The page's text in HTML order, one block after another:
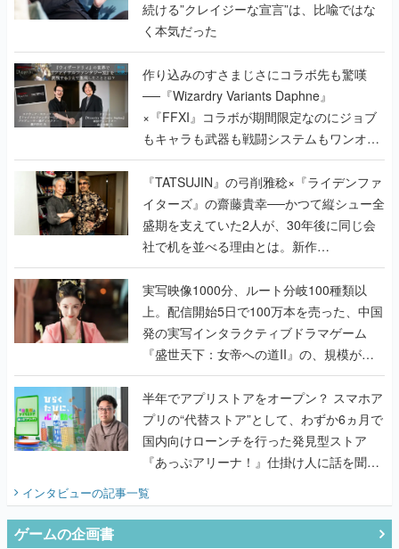
続ける”クレイジーな宣言”は、比喩ではな
く本気だった
作り込みのすさまじさにコラボ先も驚嘆
──『Wizardry Variants Daphne』
×『FFXI』コラボが期間限定なのにジョブ
もキャラも武器も戦闘システムもワンオフ
で作り込まれた理由を両ディレクターに聞
く
『TATSUJIN』の弓削雅稔×『ライデンファ
イターズ』の齋藤貴幸──かつて縦シュー全
盛期を支えていた2人が、30年後に同じ会
社で机を並べる理由とは。新作
『TATSUJIN EXTREME』で初タッグを組
んだレジェンド2人に訊く開発秘話
実写映像1000分、ルート分岐100種類以
上。配信開始5日で100万本を売った、中国
発の実写インタラクティブドラマゲーム
『盛世天下：女帝への道II』の、規模が違
うこだわりをプロデューサーに聞いた
半年でアプリストアをオープン？ スマホア
プリの“代替ストア”として、わずか6ヵ月で
国内向けローンチを行った発見型ストア
『あっぷアリーナ！』仕掛け人に話を聞い
インタビューの記事一覧
ゲームの企画書